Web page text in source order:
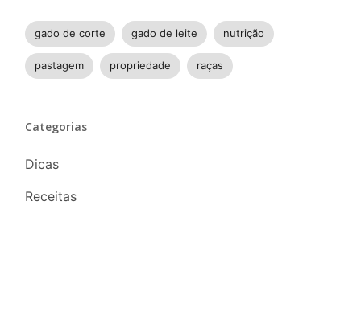
gado de corte gado de leite nutrição
pastagem propriedade raças
Categorias
Dicas
Receitas